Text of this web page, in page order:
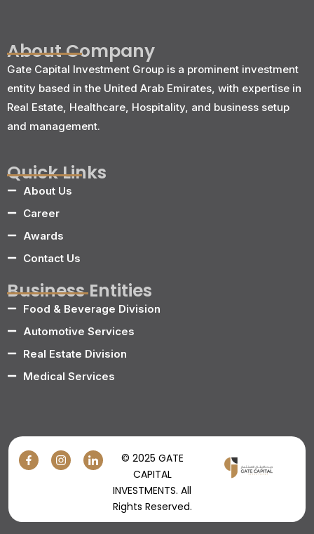
About Company
Gate Capital Investment Group is a prominent investment
entity based in the United Arab Emirates, with expertise in
Real Estate, Healthcare, Hospitality, and business setup
and management.
Quick Links
About Us
Career
Awards
Contact Us
Business Entities
Food & Beverage Division
Automotive Services
Real Estate Division
Medical Services
© 2025 GATE
CAPITAL
INVESTMENTS. All
Rights Reserved.